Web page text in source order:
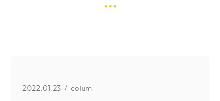
ョコラ
2022.01.23 colum